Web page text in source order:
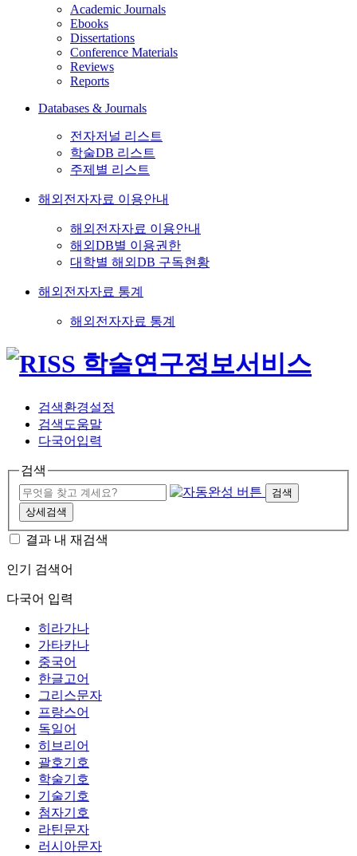
Academic Journals
Ebooks
Dissertations
Conference Materials
Reviews
Reports
Databases & Journals
전자저널 리스트
학술DB 리스트
주제별 리스트
해외전자자료 이용안내
해외전자자료 이용안내
해외DB별 이용권한
대학별 해외DB 구독현황
해외전자자료 통계
해외전자자료 통계
검색환경설정
검색도움말
다국어입력
검색
검색
상세검색
결과 내 재검색
인기 검색어
다국어 입력
히라가나
가타카나
중국어
한글고어
그리스문자
프랑스어
독일어
히브리어
괄호기호
학술기호
기술기호
첨자기호
라틴문자
러시아문자